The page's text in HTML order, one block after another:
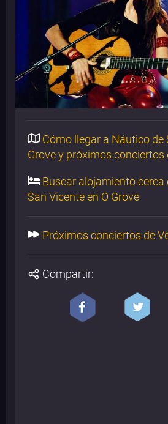
Cómo llegar a Náutico de
Grove y próximos conciertos
Buscar alojamiento cerca
San Vicente en O Grove
Próximos conciertos de
Compartir: